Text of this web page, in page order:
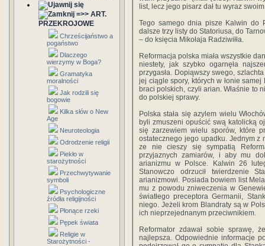
=>> ART.
PRZEKROJOWE
Chrześcijaństwo a
pogaństwo
Dlaczego
wierzymy w Boga?
Gramatyka
moralności
Jak rodzili się
bogowie
Kilka słów o New
Age
Neuroteologia
Odrodzenie religii
Piekło w
starożytności
Przechwytywanie
symboli
Psychologiczne
źródła religijności
Płonące rzeki
Pępek świata
Religie w
Starożytności -
list, lecz jego pisarz dał tu wyraz
Tego samego dnia pisze Kalwin do
dalsze trzy listy do Statoriusa, do
– do księcia Mikołaja Radziwiłła.
Reformacja polska miała wszystkie
niestety, jak szybko ogarnęła
przygasła. Dopiąwszy swego,
jej ciągle spory, których w łonie
braci polskich, czyli arian. Właśnie to
do polskiej sprawy.
Polska stała się azylem wielu
byli zmuszeni opuścić swą katolicką
się zarzewiem wielu sporów, które
ostatecznego jego upadku. Jednym z
ze nie cieszy się sympatią
przyjaznych zamiarów, i aby mu
arianizmu w Polsce. Kalwin 26
Stanowczo odrzucił twierdzenie
arianizmowi. Posiada bowiem list
mu z powodu zniweczenia w
światłego preceptora Germanii,
niego. Jeżeli krom Blandraty są w
ich nieprzejednanym przeciwnikiem.
Reformator zdawał sobie sprawę,
najlepsza. Odpowiednie informacje